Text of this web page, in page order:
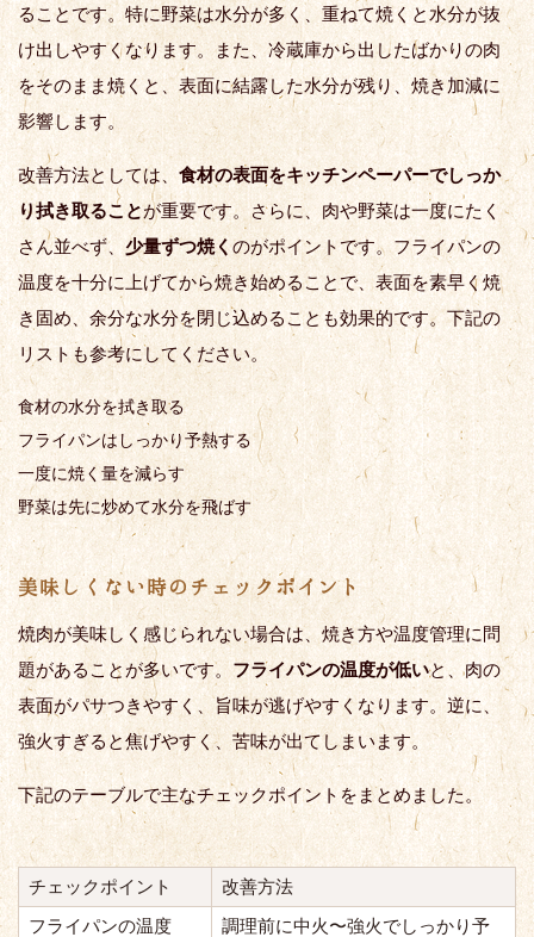
ることです。特に野菜は水分が多く、重ねて焼くと水分が抜
け出しやすくなります。また、冷蔵庫から出したばかりの肉
をそのまま焼くと、表面に結露した水分が残り、焼き加減に
影響します。
改善方法としては、 食材の表面をキッチンペーパーでしっか
り拭き取ることが重要です。さらに、肉や野菜は一度にたく
さん並べず、少量ずつ焼くのがポイントです。フライパンの
温度を十分に上げてから焼き始めることで、表面を素早く焼
き固め、余分な水分を閉じ込めることも効果的です。下記の
リストも参考にしてください。
食材の水分を拭き取る
フライパンはしっかり予熱する
一度に焼く量を減らす
野菜は先に炒めて水分を飛ばす
美味しくない時のチェックポイント
焼肉が美味しく感じられない場合は、焼き方や温度管理に問
題があることが多いです。フライパンの温度が低いと、肉の
表面がパサつきやすく、旨味が逃げやすくなります。逆に、
強火すぎると焦げやすく、苦味が出てしまいます。
下記のテーブルで主なチェックポイントをまとめました。
チェックポイント
改善方法
フライパンの温度
調理前に中火〜強火でしっかり予